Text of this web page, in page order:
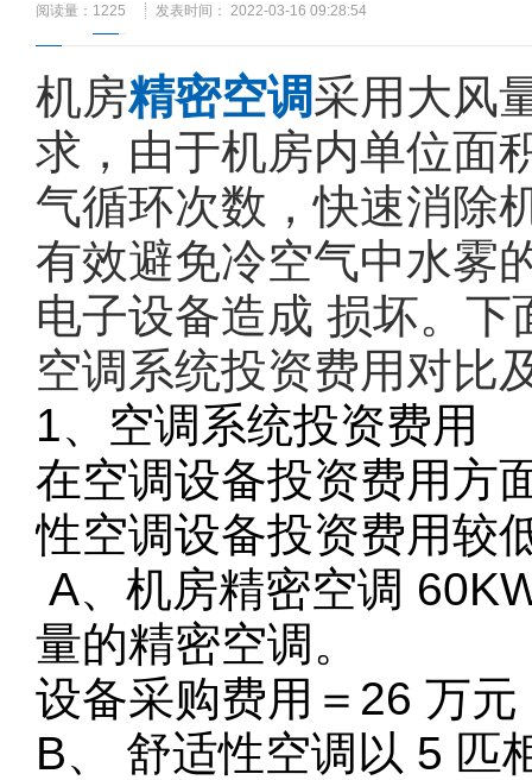
阅读量： 1225 发表时间： 2022-03-16 09:28:54
机房精密空调采用大风
求，由于机房内单位面
气循环次数，快速消除
有效避免冷空气中水雾
电子设备造成 损坏。
空调系统投资费用对比
1、空调系统投资费用
在空调设备投资费用方
性空调设备投资费用较
A、机房精密空调
量的精密空调。
设备采购费用＝26 万元
B、 舒适性空调以 5 匹